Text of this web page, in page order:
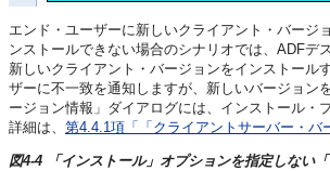
エンド・ユーザーに新しいクライアント・バージ
ンストールできない場合のシナリオでは、ADFデ
新しいクライアント・バージョンをインストール
ザーに不一致を通知しますが、新しいバージョン
ージョン情報」ダイアログには、インストール・
詳細は、 第4.4.1項「「クライアントサーバー・
図4-4 「インストール」オプションを指定しない